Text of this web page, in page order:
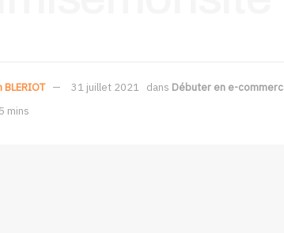
31 juillet 2021 dans Débuter en e-
mins